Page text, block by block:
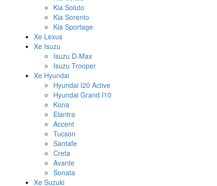
Kia Soluto
Kia Sorento
Kia Sportage
Xe Lexus
Xe Isuzu
Isuzu D-Max
Isuzu Trooper
Xe Hyundai
Hyundai I20 Active
Hyundai Grand I10
Kona
Elantra
Accent
Tucson
Santafe
Creta
Avante
Sonata
Xe Suzuki